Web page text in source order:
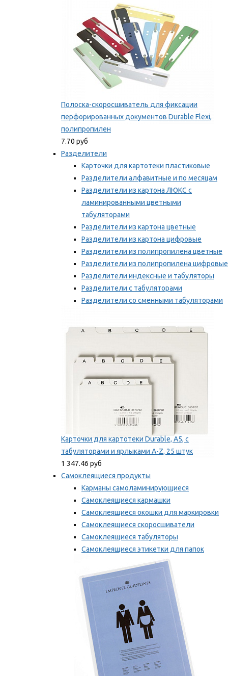
Полоска-скоросшиватель для фиксации
перфорированных документов Durable Flexi,
полипропилен
7.70 руб
Разделители
Карточки для картотеки пластиковые
Разделители алфавитные и по месяцам
Разделители из картона ЛЮКС с
ламинированными цветными
табуляторами
Разделители из картона цветные
Разделители из картона цифровые
Разделители из полипропилена цветные
Разделители из полипропилена цифровые
Разделители индексные и табуляторы
Разделители с табуляторами
Разделители со сменными табуляторами
Карточки для картотеки Durable, A5, с
табуляторами и ярлыками A-Z, 25 штук
1 347.46 руб
Самоклеящиеся продукты
Карманы самоламинирующиеся
Самоклеящиеся кармашки
Самоклеящиеся окошки для маркировки
Самоклеящиеся скоросшиватели
Самоклеящиеся табуляторы
Самоклеящиеся этикетки для папок
Таблички для маркировки
Мы рекомендуем